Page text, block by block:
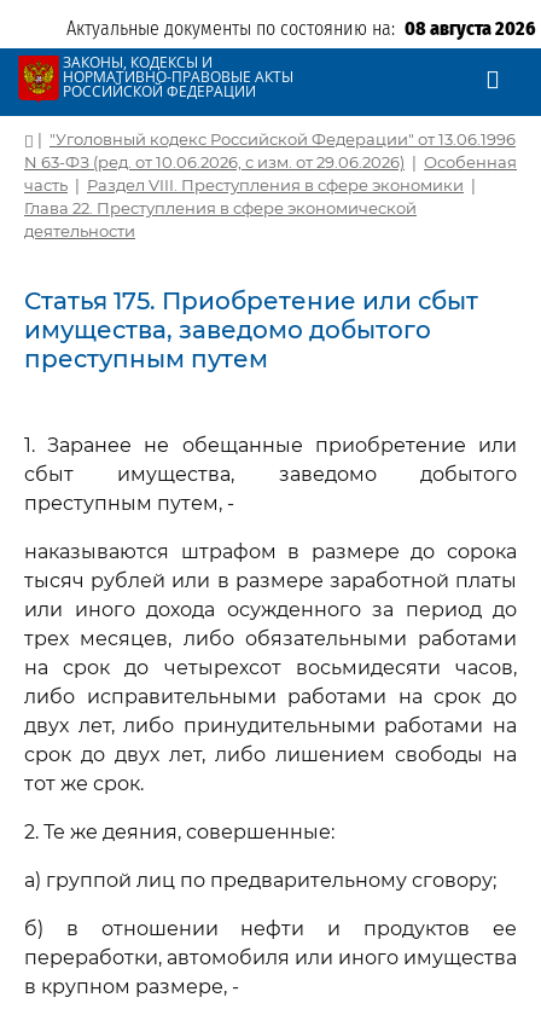
Актуальные документы по состоянию на: 08 августа 2026
ЗАКОНЫ, КОДЕКСЫ И
НОРМАТИВНО-ПРАВОВЫЕ АКТЫ
РОССИЙСКОЙ ФЕДЕРАЦИИ
| "Уголовный кодекс Российской Федерации" от 13.06.1996
N 63-ФЗ (ред. от 10.06.2026, с изм. от 29.06.2026) | Особенная
часть | Раздел VIII. Преступления в сфере экономики |
Глава 22. Преступления в сфере экономической
деятельности
Статья 175. Приобретение или сбыт
имущества, заведомо добытого
преступным путем
1. Заранее не обещанные приобретение или
сбыт имущества, заведомо добытого
преступным путем, -
наказываются штрафом в размере до сорока
тысяч рублей или в размере заработной платы
или иного дохода осужденного за период до
трех месяцев, либо обязательными работами
на срок до четырехсот восьмидесяти часов,
либо исправительными работами на срок до
двух лет, либо принудительными работами на
срок до двух лет, либо лишением свободы на
тот же срок.
2. Те же деяния, совершенные:
а) группой лиц по предварительному сговору;
б) в отношении нефти и продуктов ее
переработки, автомобиля или иного имущества
в крупном размере, -